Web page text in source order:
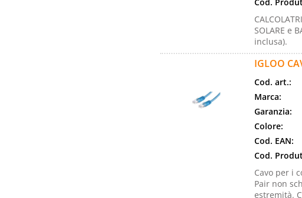
SOLARE e
inclusa).
IGLOO
Cod. art.:
Marca:
Garanzia:
Colore:
Cod. EAN:
Cod.
Cavo per i
Pair non
estremità.